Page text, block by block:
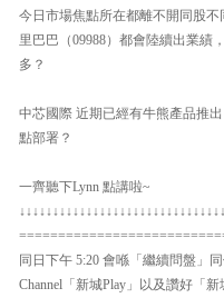
今日市場焦點所在都離不開同股
里巴巴（09988）都會陸續出業績
多？
中芯國際 近期已經有牛熊產品推
點部署？
一齊聽下Lynn 點講啦~
同日下午 5:20 會喺「繼續問盤」
Channel「新城Play」以及讚好「